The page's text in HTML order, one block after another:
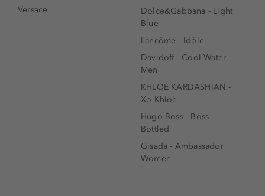
Versace
Dolce&Gabbana - Light
Blue
Lancôme - Idôle
Davidoff - Cool Water
Men
KHLOÉ KARDASHIAN -
Xo Khloè
Hugo Boss - Boss
Bottled
Gisada - Ambassador
Women